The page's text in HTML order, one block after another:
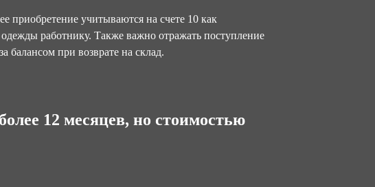
приобретение учитываются на счете 10 как
работнику. Также важно отражать поступление
балансом при возврате на склад.
12 месяцев, но стоимостью